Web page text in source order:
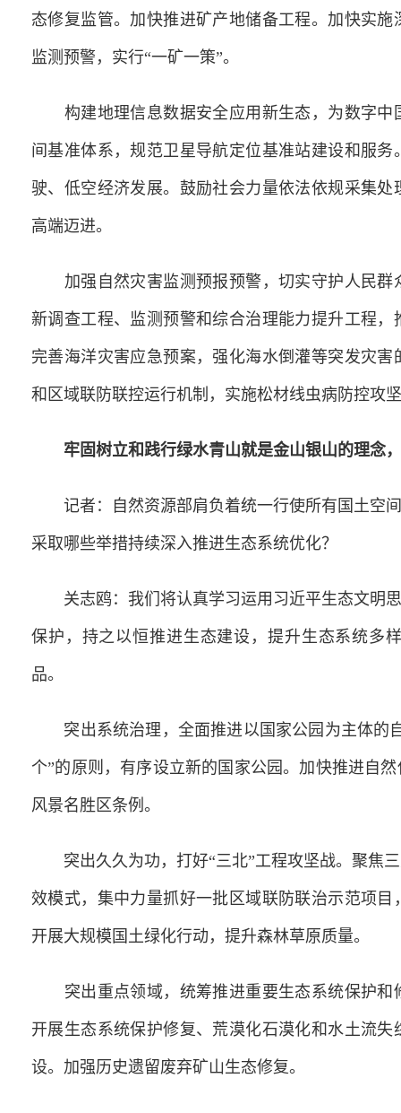
态修复监管。加快推进矿产地储备工程。加快实
监测预警，实行“一矿一策”。
构建地理信息数据安全应用新生态，为数字中
间基准体系，规范卫星导航定位基准站建设和服
驶、低空经济发展。鼓励社会力量依法依规采集
高端迈进。
加强自然灾害监测预报预警，切实守护人民群
新调查工程、监测预警和综合治理能力提升工程
完善海洋灾害应急预案，强化海水倒灌等突发灾
和区域联防联控运行机制，实施松材线虫病防控攻
牢固树立和践行绿水青山就是金山银山的理念
记者：自然资源部肩负着统一行使所有国土空间
采取哪些举措持续深入推进生态系统优化？
关志鸥：我们将认真学习运用习近平生态文明思
保护，持之以恒推进生态建设，提升生态系统多
品。
突出系统治理，全面推进以国家公园为主体的
个”的原则，有序设立新的国家公园。加快推进自
风景名胜区条例。
突出久久为功，打好“三北”工程攻坚战。聚焦
效模式，集中力量抓好一批区域联防联治示范项
开展大规模国土绿化行动，提升森林草原质量。
突出重点领域，统筹推进重要生态系统保护和
开展生态系统保护修复、荒漠化石漠化和水土流
设。加强历史遗留废弃矿山生态修复。